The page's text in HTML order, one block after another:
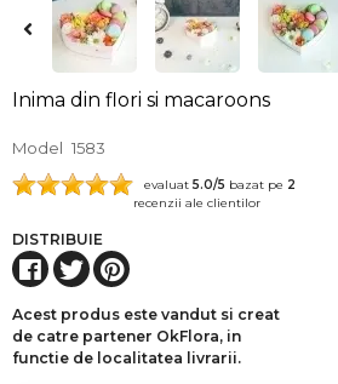
Inima din flori si macaroons
Model 1583
evaluat 5.0/5 bazat pe 2
recenzii ale clientilor
DISTRIBUIE
Acest produs este vandut si creat
de catre partener OkFlora, in
functie de localitatea livrarii.